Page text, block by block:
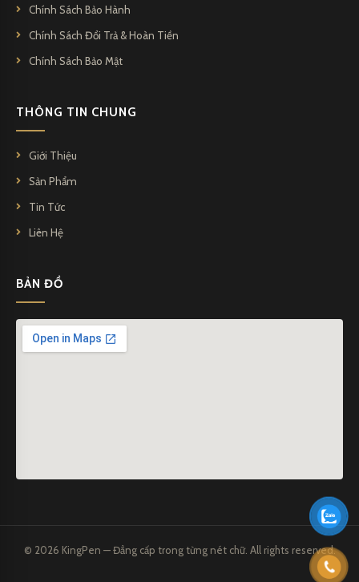
Chính Sách Bảo Hành
Chính Sách Đổi Trả & Hoàn Tiền
Chính Sách Bảo Mật
THÔNG TIN CHUNG
Giới Thiệu
Sản Phẩm
Tin Tức
Liên Hệ
BẢN ĐỒ
© 2026 KingPen — Đẳng cấp trong từng nét chữ. All rights reserved.